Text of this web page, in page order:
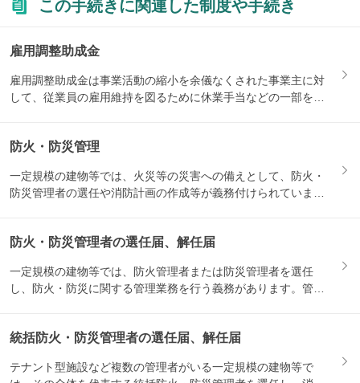
この手続きに関連した制度や手続き
雇用調整助成金
雇用調整助成金は事業活動の縮小を余儀なくされた事業主に対
して、従業員の雇用維持を図るために休業手当などの一部を助
防火・防災管理
一定規模の建物等では、火災等の災害への備えとして、防火・
防災管理者の選任や消防計画の作成等が義務付けられていま
防火・防災管理者の選任届、解任届
一定規模の建物等では、防火管理者または防災管理者を選任
し、防火・防災に関する管理業務を行う義務があります。管理
統括防火・防災管理者の選任届、解任届
テナント型施設など複数の管理者がいる一定規模の建物等で